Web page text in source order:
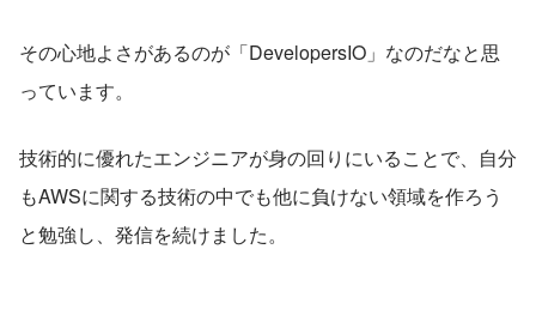
その心地よさがあるのが「DevelopersIO」なのだなと思
っています。
技術的に優れたエンジニアが身の回りにいることで、自分
もAWSに関する技術の中でも他に負けない領域を作ろう
と勉強し、発信を続けました。